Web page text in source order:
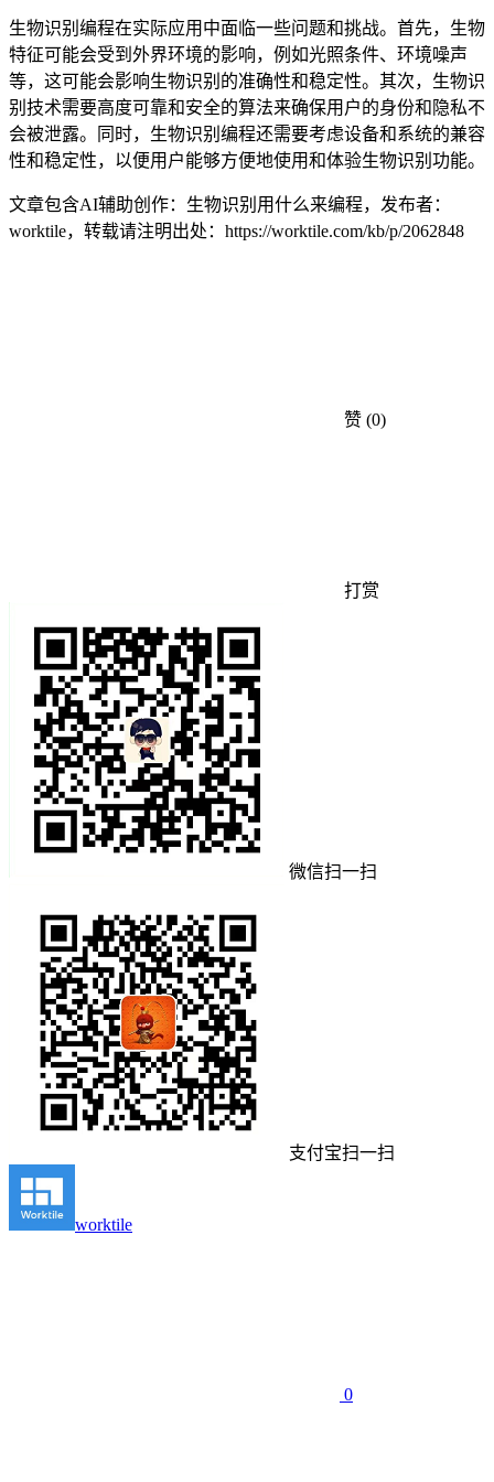
生物识别编程在实际应用中面临一些问题和挑战。首先，生物
特征可能会受到外界环境的影响，例如光照条件、环境噪声
等，这可能会影响生物识别的准确性和稳定性。其次，生物识
别技术需要高度可靠和安全的算法来确保用户的身份和隐私不
会被泄露。同时，生物识别编程还需要考虑设备和系统的兼容
性和稳定性，以便用户能够方便地使用和体验生物识别功能。
文章包含AI辅助创作：生物识别用什么来编程，发布者：
worktile，转载请注明出处： https://worktile.com/kb/p/2062848
赞 (0)
打赏
微信扫一扫
支付宝扫一扫
worktile
0